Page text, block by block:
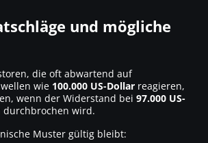
und mögliche
die oft abwartend auf
wie 100.000 US-Dollar reagieren,
wenn der Widerstand bei 97.000 US-
durchbrochen wird.
Muster gültig bleibt: